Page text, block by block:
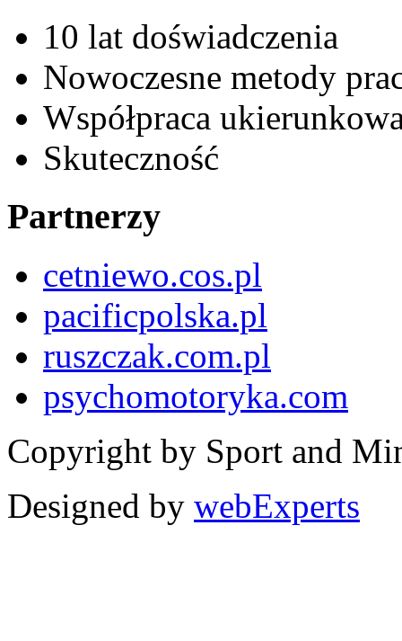
10 lat doświadczenia
Nowoczesne metody
Współpraca
Skuteczność
Partnerzy
cetniewo.cos.pl
pacificpolska.pl
ruszczak.com.pl
psychomotoryka.com
Copyright by Sport and
Designed by webExperts